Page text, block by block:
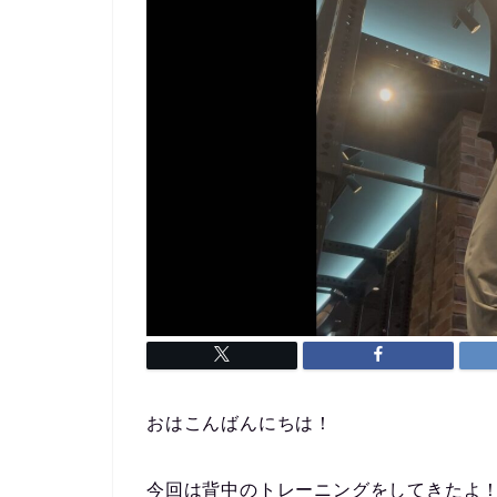
おはこんばんにちは！
今回は背中のトレーニングをしてきたよ